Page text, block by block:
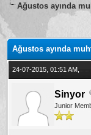
Ağustos ayında
0
Ağustos ayında
24-07-2015, 01:51 AM,
Sinyor
Junior